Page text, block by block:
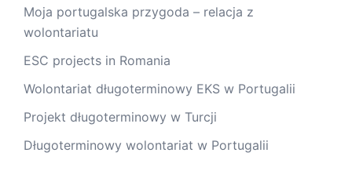
Moja portugalska przygoda – relacja z
wolontariatu
ESC projects in Romania
Wolontariat długoterminowy EKS w Portugalii
Projekt długoterminowy w Turcji
Długoterminowy wolontariat w Portugalii